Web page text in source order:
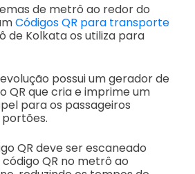
de metrô ao redor do
Códigos QR para transporte
de Kolkata os utiliza para
possui um gerador de
QR que cria e imprime um
para os passageiros
QR deve ser escaneado
QR no metrô ao